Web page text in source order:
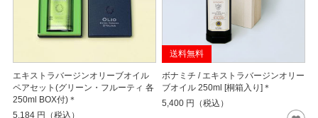
エキストラバージンオリーブオイル
ペアセット(グリーン・フルーティ 各
250ml BOX付)＊
5,184 円（税込）
送料無料
ボナミチ / エキストラバージンオリー
ブオイル 250ml [桐箱入り]＊
5,400 円（税込）